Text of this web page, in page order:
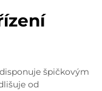
špičkovým
od